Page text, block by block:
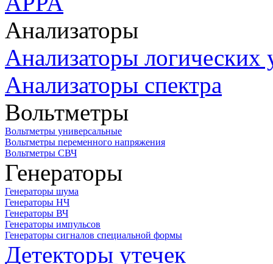
Анализаторы
Анализаторы логических
Анализаторы спектра
Вольтметры
Вольтметры универсальные
Вольтметры переменного напряжения
Вольтметры СВЧ
Генераторы
Генераторы шума
Генераторы НЧ
Генераторы ВЧ
Генераторы импульсов
Генераторы сигналов специальной формы
Детекторы утечек